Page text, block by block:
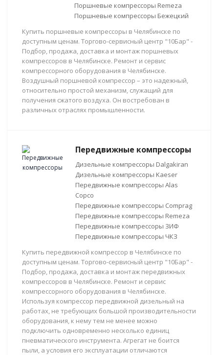
Поршневые компрессоры Remeza
Поршневые компрессоры Бежецкий
Купить поршневые компрессоры в Челябинске по
доступным ценам. Торгово-сервисный центр "10Бар" -
Подбор, продажа, доставка и монтаж поршневых
компрессоров в Челябинске. Ремонт и сервис
компрессорного оборудования в Челябинске.
Воздушный поршневой компрессор – это надежный,
относительно простой механизм, служащий для
получения сжатого воздуха. Он востребован в
различных отраслях промышленности.
Передвижные компрессоры
Дизельные компрессоры Dalgakiran
Дизельные компрессоры Kaeser
Передвижные компрессоры Alas
Copco
Передвижные компрессоры Comprag
Передвижные компрессоры Remeza
Передвижные компрессоры ЗИФ
Передвижные компрессоры ЧКЗ
Купить передвижной компрессор в Челябинске по
доступным ценам. Торгово-сервисный центр "10Бар" -
Подбор, продажа, доставка и монтаж передвижных
компрессоров в Челябинске. Ремонт и сервис
компрессорного оборудования в Челябинске.
Используя компрессор передвижной дизельный на
работах, не требующих большой производительности
оборудования, к нему тем не менее можно
подключить одновременно несколько единиц
пневматического инструмента. Агрегат не боится
пыли, а условия его эксплуатации отличаются